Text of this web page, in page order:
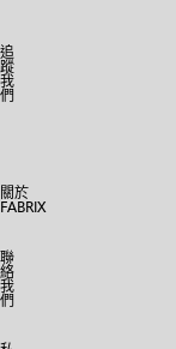
追
蹤
我
們
關於
FABRIX
聯
絡
我
們